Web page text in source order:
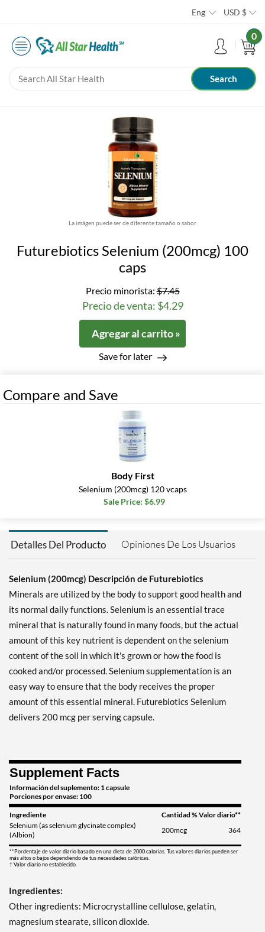
Eng USD $
0
La imágen puede ser de diferente tamaño o sabor
Futurebiotics Selenium (200mcg) 100
caps
Precio minorista:$7.45
Precio de venta: $4.29
Agregar al carrito »
Save for later
Compare and Save
Body First
Selenium (200mcg) 120 vcaps
Sale Price: $6.99
Detalles Del Producto Opiniones De Los Usuarios
Selenium (200mcg) Descripción de Futurebiotics
Minerals are utilized by the body to support good health and
its normal daily functions. Selenium is an essential trace
mineral that is naturally found in many foods, but the actual
amount of this key nutrient is dependent on the selenium
content of the soil in which it's grown or how the food is
cooked and/or processed. Selenium supplementation is an
easy way to ensure that the body receives the proper
amount of this essential mineral. Futurebiotics Selenium
delivers 200 mcg per serving capsule.
Supplement Facts
Información del suplemento: 1 capsule
Porciones por envase: 100
Ingrediente Cantidad % Valor diario**
Selenium (as selenium glycinate complex)
(Albion)
200mcg 364
**Pordentaje de valor diario basado en una dieta de 2000 calorias. Tus valores diarios pueden ser
más altos o bajos dependiendo de tus necesidades calóricas.
† Valor diario no establecido.
Ingredientes:
Other ingredients: Microcrystalline cellulose, gelatin,
magnesium stearate, silicon dioxide.